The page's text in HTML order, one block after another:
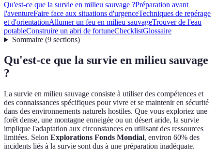
Qu'est-ce que la survie en milieu sauvage ?Préparation avant
l'aventureFaire face aux situations d'urgenceTechniques de repérage
et d'orientationAllumer un feu en milieu sauvageTrouver de l'eau
potableConstruire un abri de fortuneChecklistGlossaire
Sommaire(9 sections)
Qu'est-ce que la survie en milieu sauvage
?
La survie en milieu sauvage consiste à utiliser des compétences et
des connaissances spécifiques pour vivre et se maintenir en sécurité
dans des environnements naturels hostiles. Que vous exploriez une
forêt dense, une montagne enneigée ou un désert aride, la survie
implique l'adaptation aux circonstances en utilisant des ressources
limitées. Selon Explorations Fonds Mondial, environ 60% des
incidents liés à la survie sont dus à une préparation inadéquate.